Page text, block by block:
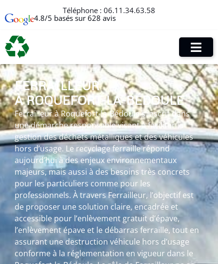
Téléphone : 06.11.34.63.58
4.8/5 basés sur 628 avis
FERRAILLEUR
À ROQUEFORT-LA-BÉDOULE
Ferrailleur à Roquefort-la-Bédoule s’inscrit dans
une démarche responsable visant à faciliter la
gestion des déchets métalliques et des véhicules
hors d’usage. Le recyclage ferraille répond
aujourd’hui à des enjeux environnementaux
majeurs, mais aussi à des besoins très concrets
pour les particuliers comme pour les
professionnels. À travers Ferrailleur, l’objectif est
de proposer une solution claire, encadrée et
accessible pour l’enlèvement gratuit d’épave,
l’enlèvement épave et le débarras ferraille, tout en
assurant une destruction véhicule hors d’usage
conforme à la réglementation en vigueur dans le